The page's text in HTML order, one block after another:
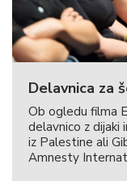
Delavnica za
Ob ogledu filma
delavnico z dijaki
iz Palestine ali
Amnesty